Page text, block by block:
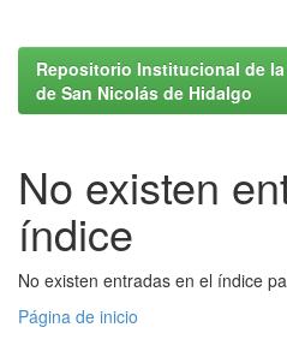
Repositorio Institucional de
de San Nicolás de Hidalgo
No existen
índice
No existen entradas en el índice
Página de inicio